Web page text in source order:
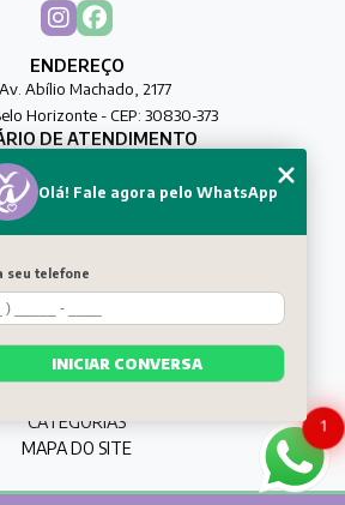
ENDEREÇO
Abílio Machado, 2177
Horizonte - CEP: 30830-373
DE ATENDIMENTO
à Sexta das 00h às 00h
CONTATO
MENU
HOME
QUEM SOMOS
SERVIÇOS
CATEGORIAS
MAPA DO SITE
1
Olá! Fale agora pelo WhatsApp
seu telefone
INICIAR CONVERSA